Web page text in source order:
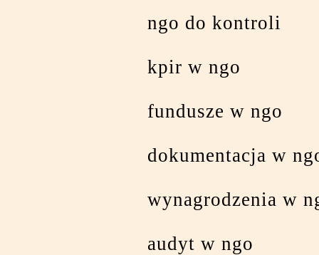
ngo do kontroli
kpir w ngo
fundusze w ngo
dokumentacja w
wynagrodzenia w
audyt w ngo